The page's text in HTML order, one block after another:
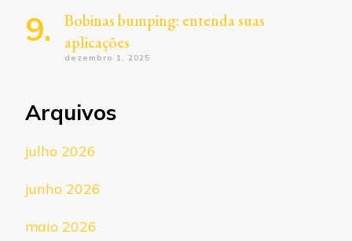
Bobinas bumping: entenda suas
aplicações
dezembro 1, 2025
Arquivos
julho 2026
junho 2026
maio 2026